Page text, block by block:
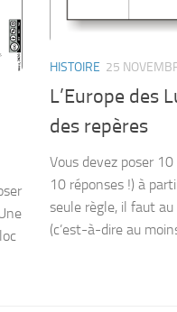
HISTOIRE 25
L’Europe des
des repères
Vous devez poser
10 réponses !) à
seule règle, il faut
(c’est-à-dire au